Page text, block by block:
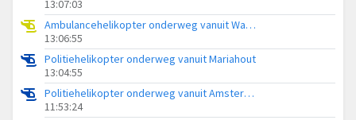
13:07:03
Ambulancehelikopter onderweg vanuit Waddenzee
13:06:55
Politiehelikopter onderweg vanuit Mariahout
13:04:55
Politiehelikopter onderweg vanuit Amsterdam Vliegveld Schiphol
11:53:24